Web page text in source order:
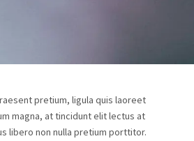
pretium, ligula quis laoreet
magna, at tincidunt elit lectus at
libero non nulla pretium porttitor.